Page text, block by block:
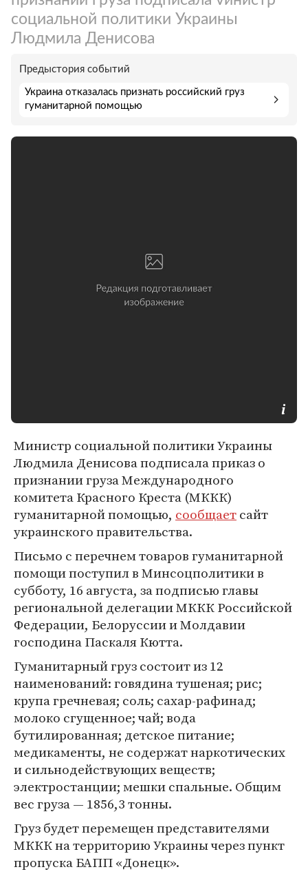
социальной политики Украины
Людмила Денисова
Предыстория событий
Украина отказалась признать российский груз
гуманитарной помощью
Министр социальной политики Украины
Людмила Денисова подписала приказ о
признании груза Международного
комитета Красного Креста (МККК)
гуманитарной помощью, сообщаетсайт
украинского правительства.
Письмо с перечнем товаров гуманитарной
помощи поступил в Минсоцполитики в
субботу, 16 августа, за подписью главы
региональной делегации МККК Российской
Федерации, Белоруссии и Молдавии
господина Паскаля Кютта.
Гуманитарный груз состоит из 12
наименований: говядина тушеная; рис;
крупа гречневая; соль; сахар-рафинад;
молоко сгущенное; чай; вода
бутилированная; детское питание;
медикаменты, не содержат наркотических
и сильнодействующих веществ;
электростанции; мешки спальные. Общим
вес груза — 1856,3 тонны.
Груз будет перемещен представителями
МККК на территорию Украины через пункт
пропуска БАПП «Донецк».